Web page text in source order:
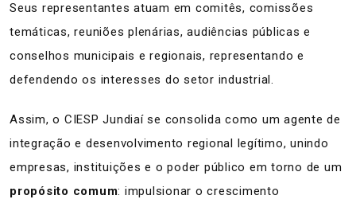
Seus representantes atuam em comitês, comissões
temáticas, reuniões plenárias, audiências públicas e
conselhos municipais e regionais, representando e
defendendo os interesses do setor industrial.
Assim, o CIESP Jundiaí se consolida como um agente de
integração e desenvolvimento regional legítimo, unindo
empresas, instituições e o poder público em torno de um
propósito comum: impulsionar o crescimento